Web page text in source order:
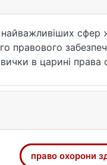
сфер
правового
в царині
досвід
імені
факультеті (нині –
вперше в
охорони
навчальних
право охорони